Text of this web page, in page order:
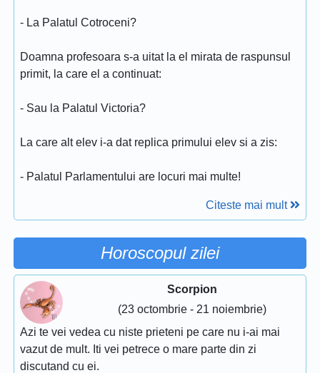
- La Palatul Cotroceni?
Doamna profesoara s-a uitat la el mirata de raspunsul
primit, la care el a continuat:
- Sau la Palatul Victoria?
La care alt elev i-a dat replica primului elev si a zis:
- Palatul Parlamentului are locuri mai multe!
Citeste mai mult
Horoscopul zilei
Scorpion
(23 octombrie - 21 noiembrie)
Azi te vei vedea cu niste prieteni pe care nu i-ai mai
vazut de mult. Iti vei petrece o mare parte din zi
discutand cu ei.